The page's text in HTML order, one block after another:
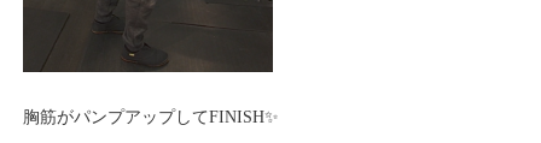
胸筋がパンプアップしてFINISH✨